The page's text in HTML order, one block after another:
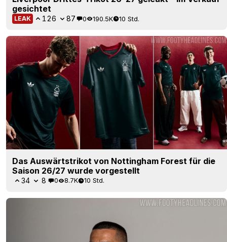
gesichtet
LEAK 126 87 0 190.5K 10 Std.
Das Auswärtstrikot von Nottingham Forest für die
Saison 26/27 wurde vorgestellt
34 8 0 8.7K 10 Std.